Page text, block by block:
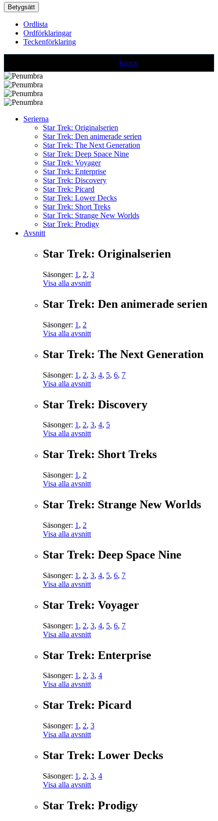
Ordlista
Ordförklaringar
Teckenförklaring
kanon
Serierna
Star Trek: Originalserien
Star Trek: Den animerade serien
Star Trek: The Next Generation
Star Trek: Deep Space Nine
Star Trek: Voyager
Star Trek: Enterprise
Star Trek: Discovery
Star Trek: Picard
Star Trek: Lower Decks
Star Trek: Short Treks
Star Trek: Strange New Worlds
Star Trek: Prodigy
Avsnitt
Star Trek: Originalserien
Säsonger: 1 , 2, 3
Visa alla avsnitt
Star Trek: Den animerade serien
Säsonger: 1 , 2
Visa alla avsnitt
Star Trek: The Next Generation
Säsonger: 1 , 2, 3, 4, 5, 6, 7
Visa alla avsnitt
Star Trek: Discovery
Säsonger: 1, 2, 3, 4, 5
Visa alla avsnitt
Star Trek: Short Treks
Säsonger: 1 , 2
Visa alla avsnitt
Star Trek: Strange New Worlds
Säsonger: 1 , 2
Visa alla avsnitt
Star Trek: Deep Space Nine
Säsonger: 1 , 2, 3, 4, 5, 6, 7
Visa alla avsnitt
Star Trek: Voyager
Säsonger: 1 , 2, 3, 4, 5, 6, 7
Visa alla avsnitt
Star Trek: Enterprise
Säsonger: 1, 2, 3, 4
Visa alla avsnitt
Star Trek: Picard
Säsonger: 1 , 2, 3
Visa alla avsnitt
Star Trek: Lower Decks
Säsonger: 1 , 2, 3, 4
Visa alla avsnitt
Star Trek: Prodigy